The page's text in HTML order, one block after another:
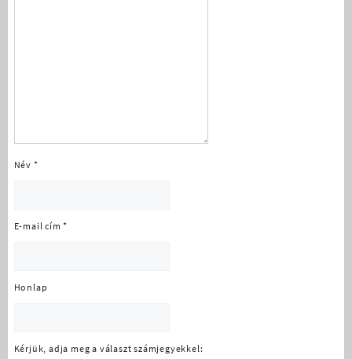
Név *
E-mail cím*
Honlap
Kérjük, adja meg a választ számjegyekkel: